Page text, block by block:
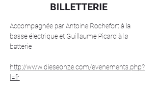
BILLETTERIE
Accompagnée par Antoine Rochefort à la
basse électrique et Guillaume Picard à la
batterie
http://www.dieseonze.com/evenements.php?
l=fr